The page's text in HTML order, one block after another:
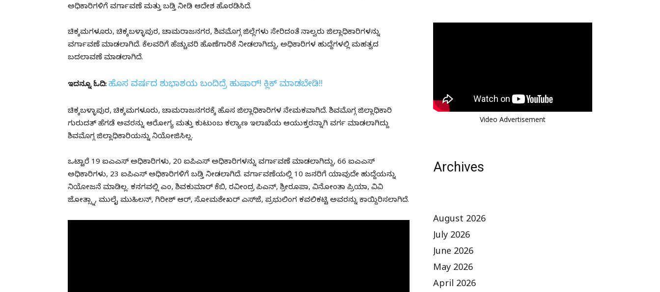
ಅಧಿಕಾರಿಗಳಿಗೆ ವರ್ಗಾವಣೆ ಮತ್ತು ಬಡ್ತಿ ನೀಡಿ ಆದೇಶ ಹೊರಡಿಸಿದೆ.
ಚಿಕ್ಕಮಗಳೂರು, ಚಿಕ್ಕಬಳ್ಳಾಪುರ, ಚಾಮರಾಜನಗರ, ಶಿವಮೊಗ್ಗ ಜಿಲ್ಲೆಗಳು ಸೇರಿದಂತೆ ನಾಲ್ವರು ಜಿಲ್ಲಾಧಿಕಾರಿಗಳನ್ನು
ವರ್ಗಾವಣೆ ಮಾಡಲಾಗಿದೆ. ಕೆಲವರಿಗೆ ಹೆಚ್ಚುವರಿ ಹೊಣೆಗಾರಿಕೆ ನೀಡಲಾಗಿದ್ದು, ಅಧಿಕಾರಿಗಳ ಹುದ್ದೆಗಳಲ್ಲಿ ಮಹತ್ವದ
ಬದಲಾವಣೆ ಮಾಡಲಾಗಿದೆ.
ಇದನ್ನೂ ಓದಿ: ಹೊಸ ವರ್ಷದ ಶುಭಾಶಯ ಬಂದಿದ್ರೆ ಹುಷಾರ್‌! ಕ್ಲಿಕ್‌ ಮಾಡಬೇಡಿ!!
ಚಿಕ್ಕಬಳ್ಳಾಪುರ, ಚಿಕ್ಕಮಗಳೂರು, ಚಾಮರಾಜನಗರಕ್ಕೆ ಹೊಸ ಜಿಲ್ಲಾಧಿಕಾರಿಗಳ ನೇಮಕವಾಗಿದೆ. ಶಿವಮೊಗ್ಗ ಜಿಲ್ಲಾಧಿಕಾರಿ
ಗುರುದತ್ ಹೆಗಡೆ ಅವರನ್ನು ಆರೋಗ್ಯ ಮತ್ತು ಕುಟುಂಬ ಕಲ್ಯಾಣ ಇಲಾಖೆಯ ಆಯುಕ್ತರನ್ನಾಗಿ ವರ್ಗ ಮಾಡಲಾಗಿದ್ದು
ಶಿವಮೊಗ್ಗ ಜಿಲ್ಲಾಧಿಕಾರಿಯನ್ನು ನಿಯೋಜಿಸಿಲ್ಲ.
ಒಟ್ಟಾರೆ 19 ಐಎಎಸ್‌ ಅಧಿಕಾರಿಗಳು, 20 ಐಪಿಎಸ್​ ಅಧಿಕಾರಿಗಳನ್ನು ವರ್ಗಾವಣೆ ಮಾಡಲಾಗಿದ್ದು, 66 ಐಎಎಸ್‌
ಅಧಿಕಾರಿಗಳು, 23 ಐಪಿಎಸ್‌ ಅಧಿಕಾರಿಗಳಿಗೆ ಬಡ್ತಿ ನೀಡಲಾಗಿದೆ. ವರ್ಗಾವಣೆಯಲ್ಲಿ 10 ಜನರಿಗೆ ಯಾವುದೇ ಹುದ್ದೆಯನ್ನು
ನಿಯೋಜನೆ ಮಾಡಿಲ್ಲ. ಕನಗವಲ್ಲಿ ಎಂ, ಶಿವಕುಮಾರ್ ಕೆಬಿ, ರವೀಂದ್ರ ಪಿಎನ್‌, ಶ್ರೀರೂಪಾ, ವಿನೋಂತಾ ಪ್ರಿಯಾ, ವಿವಿ
ಜೋತ್ಸ್ನಾ, ಮುಲೈ ಮುಹಿಲನ್, ಗಿರೀಶ್‌ ಆರ್‌, ಸೋಮಶೇಖರ್ ಎಸ್‌ಜೆ, ಪ್ರಭುಲಿಂಗ ಕವಲಿಕಟ್ಟಿ ಅವರನ್ನು ಕಾಯ್ದಿರಿಸಲಾಗಿದೆ.
Video Advertisement
Archives
August 2026
July 2026
June 2026
May 2026
April 2026